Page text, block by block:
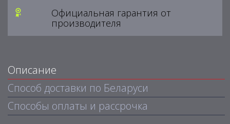
Официальная гарантия от
производителя
Описание
Способ доставки по Беларуси
Способы оплаты и рассрочка